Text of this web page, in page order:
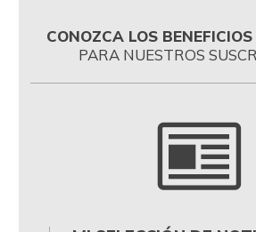
CONOZCA LOS
PARA NUESTROS